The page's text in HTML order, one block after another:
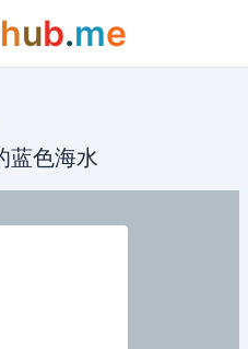
hub.me
蓝色海水